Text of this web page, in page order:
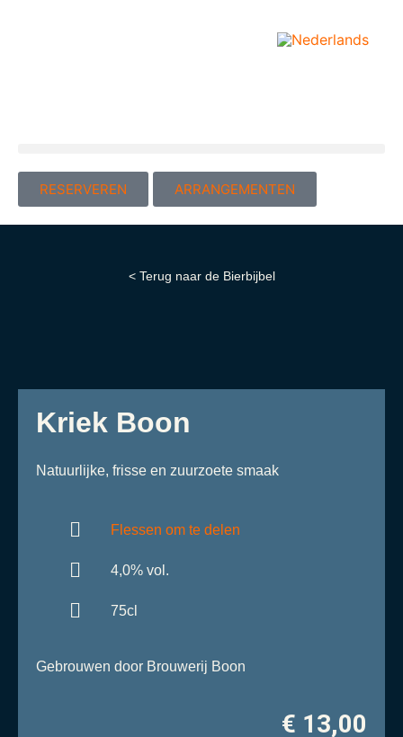
RESERVEREN ARRANGEMENTEN
Kriek Boon
Natuurlijke, frisse en zuurzoete smaak
Flessen om te delen
4,0% vol.
75cl
Gebrouwen door Brouwerij Boon
€ 13,00
< Terug naar de Bierbijbel